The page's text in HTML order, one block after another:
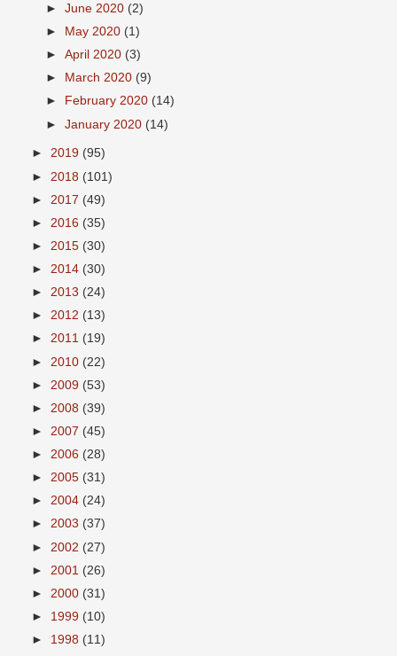
►June 2020 (2)
►
May 2020 (1)
►April 2020 (3)
►
March 2020 (9)
►
February 2020 (14)
►January 2020 (14)
► 2019 (95)
► 2018 (101)
► 2017 (49)
► 2016 (35)
► 2015 (30)
► 2014 (30)
► 2013 (24)
► 2012 (13)
► 2011 (19)
► 2010 (22)
► 2009 (53)
► 2008 (39)
► 2007 (45)
► 2006 (28)
► 2005 (31)
► 2004 (24)
► 2003 (37)
► 2002 (27)
► 2001 (26)
► 2000 (31)
► 1999 (10)
► 1998 (11)